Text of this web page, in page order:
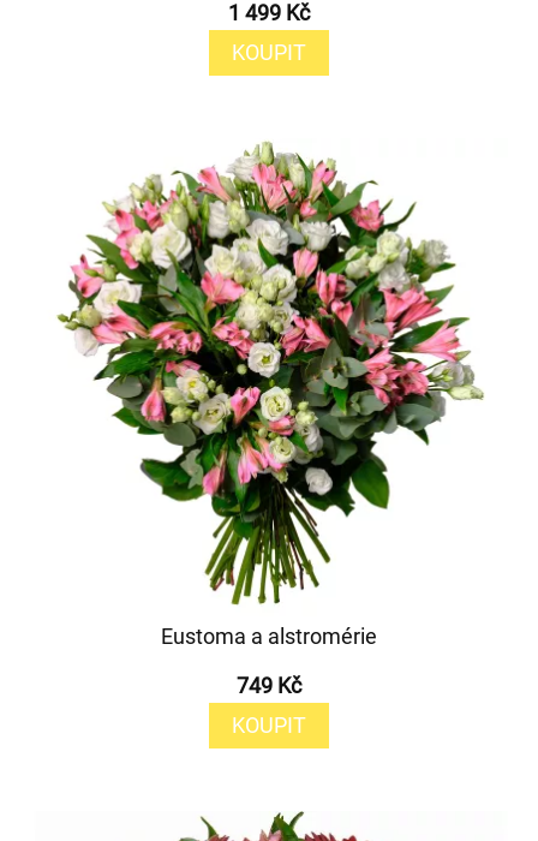
1 499 Kč
KOUPIT
Eustoma a alstromérie
749 Kč
KOUPIT